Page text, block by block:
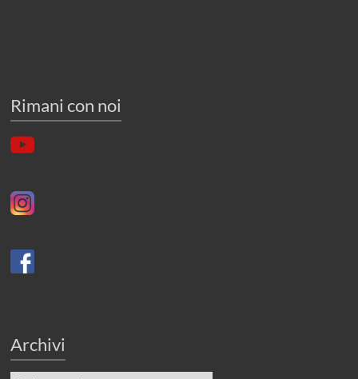
Rimani con noi
Archivi